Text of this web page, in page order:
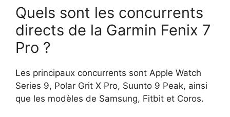
Quels sont les concurrents
directs de la Garmin Fenix 7
Pro ?
Les principaux concurrents sont Apple Watch
Series 9, Polar Grit X Pro, Suunto 9 Peak, ainsi
que les modèles de Samsung, Fitbit et Coros.